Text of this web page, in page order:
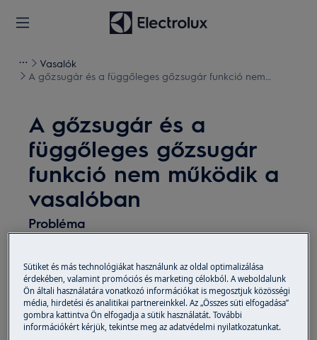
Vasalók
A gőzsugár és a függőleges gőzsugár funkció nem
A gőzsugár és a
függőleges gőzsugár
funkció nem működik a
vasalóban
Probléma
nem működik
Vonatkozik
Gőzölős vasalók
Sütiket és más technológiákat használunk az oldal optimalizálása
érdekében, valamint promóciós és marketing célokból. A weboldalunk
Ön általi használatára vonatkozó információkat is megosztjuk közösségi
média, hirdetési és analitikai partnereinkkel. Az „Összes süti elfogadása”
gombra kattintva Ön elfogadja a sütik használatát. További
információkért kérjük, tekintse meg az adatvédelmi nyilatkozatunkat.